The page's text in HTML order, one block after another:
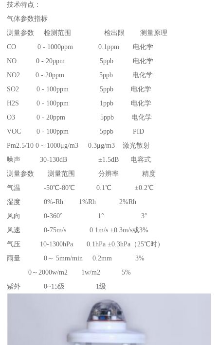
技术特点：
气体参数指标
测量参数 检测范围 检出限 测量原理
CO 0 - 1000ppm 0.1ppm 电化学
NO 0 - 20ppm 5ppb 电化学
NO2 0 - 20ppm 5ppb 电化学
SO2 0 - 100ppm 5ppb 电化学
H2S 0 - 100ppm 1ppb 电化学
O3 0 - 20ppm 5ppb 电化学
VOC 0 - 100ppm 5ppb PID
Pm2.5/10 0 ~ 1000μg/m3 0.3μg/m3 激光散射
噪声 30-130dB ±1.5dB 电容式
测量参数 测量范围 分辨率 精度
气温 -50℃-80℃ 0.1℃ ±0.2℃
湿度 0%-Rh 1%Rh 2%Rh
风向 0-360° 1° 3°
风速 0-75m/s 0.1m/s ±0.3m/s或3%
气压 10-1300hPa 0.1hPa ±0.3hPa（25℃时）
雨量 0～ 5mm/min 0.2mm 3%
0～2000w/m2 1w/m2 5%
紫外 0~15级 1级